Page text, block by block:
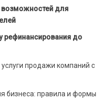
возможностей для
рефинансирования до
продажи компаний с
бизнеса: правила и формы